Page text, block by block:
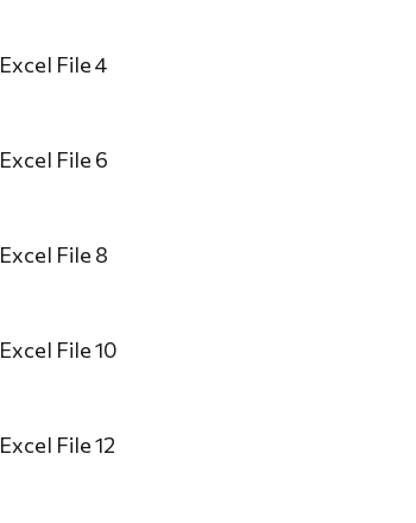
Excel File 4
Excel File 6
Excel File 8
Excel File 10
Excel File 12